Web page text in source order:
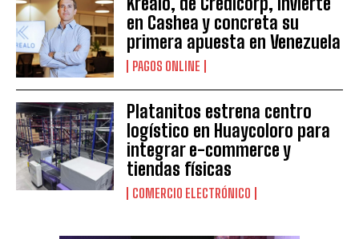
en Cashea y concreta su
primera apuesta en Venezuela
PAGOS ONLINE
Platanitos estrena centro
logístico en Huaycoloro para
integrar e-commerce y
tiendas físicas
COMERCIO ELECTRÓNICO